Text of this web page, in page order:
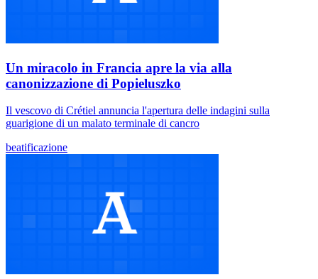
Un miracolo in Francia apre la via alla
canonizzazione di Popieluszko
Il vescovo di Crétiel annuncia l'apertura delle indagini sulla
guarigione di un malato terminale di cancro
beatificazione